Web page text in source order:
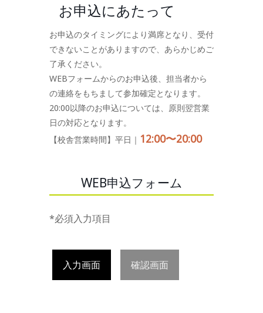
お申込にあたって
お申込のタイミングにより満席となり、受付
できないことがありますので、あらかじめご
了承ください。
WEBフォームからのお申込後、担当者から
の連絡をもちまして参加確定となります。
20:00以降のお申込については、原則翌営業
日の対応となります。
【校舎営業時間】平日｜ 12:00〜20:00
WEB申込フォーム
*必須入力項目
入力画面 確認画面